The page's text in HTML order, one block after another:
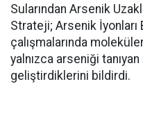
Sularından Arsenik
Strateji; Arsenik İyonları
çalışmalarında
yalnızca arseniği
geliştirdiklerini bildirdi.